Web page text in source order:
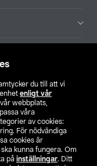
du till att vi
enligt vår
webbplats,
våra
av cookies:
För nödvändiga
cookies är
kunna fungera. Om
på inställningar. Ditt